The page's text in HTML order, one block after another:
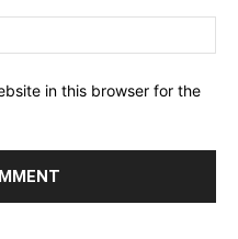
in this browser for the